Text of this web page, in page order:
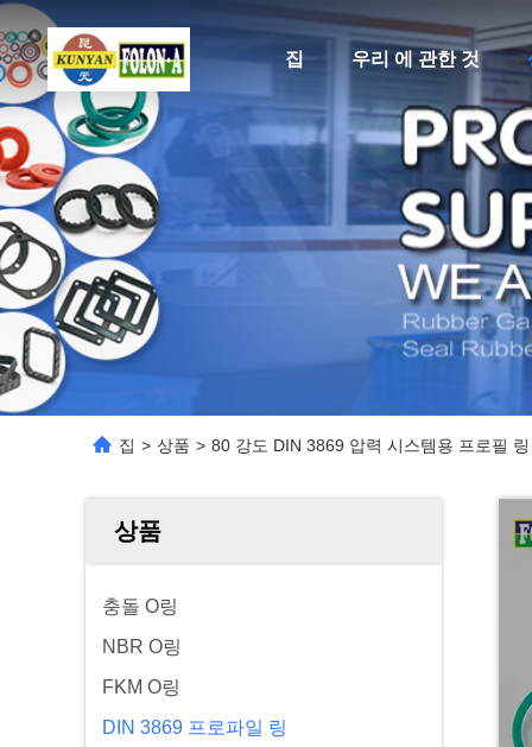
집 우리 에 관한 것
집 > 상품 > 80 강도 DIN 3869 압력 시스템용 프로필
상품
충돌 O링
NBR O링
FKM O링
DIN 3869 프로파일 링